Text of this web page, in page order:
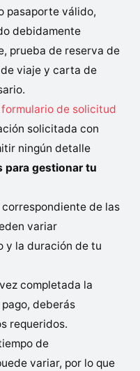
pasaporte válido,
debidamente
prueba de reserva de
viaje y carta de
formulario de solicitud
solicitada con
ningún detalle
para gestionar tu
correspondiente de las
variar
y la duración de tu
completada la
deberás
requeridos.
de
variar, por lo que